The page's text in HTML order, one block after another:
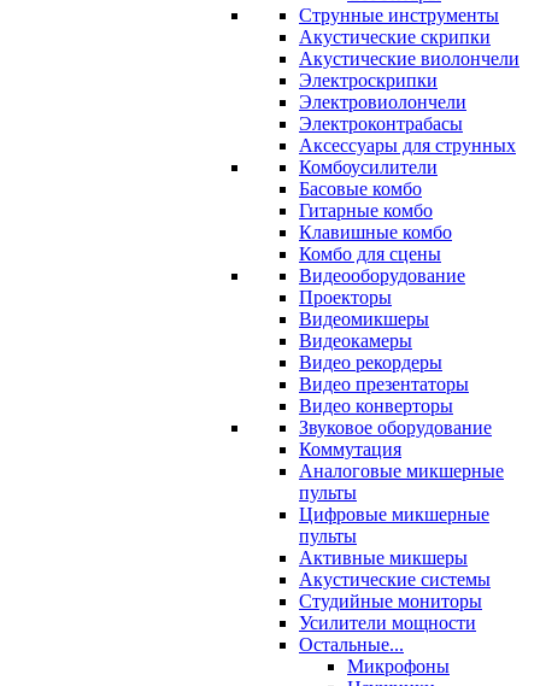
Струнные инструменты
Акустические скрипки
Акустические виолончели
Электроскрипки
Электровиолончели
Электроконтрабасы
Аксессуары для струнных
Комбоусилители
Басовые комбо
Гитарные комбо
Клавишные комбо
Комбо для сцены
Видеооборудование
Проекторы
Видеомикшеры
Видеокамеры
Видео рекордеры
Видео презентаторы
Видео конверторы
Звуковое оборудование
Коммутация
Аналоговые микшерные
пульты
Цифровые микшерные
пульты
Активные микшеры
Акустические системы
Студийные мониторы
Усилители мощности
Остальные...
Микрофоны